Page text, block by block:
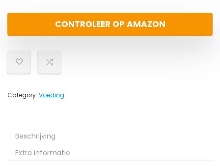
CONTROLEER OP AMAZON
Category: Voeding
Beschrijving
Extra informatie